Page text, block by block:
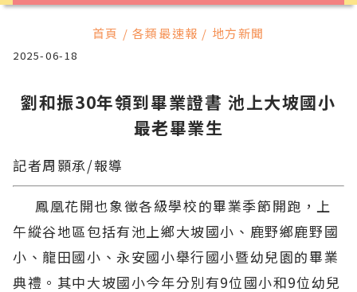
首頁 / 各類最速報 / 地方新聞
2025-06-18
劉和振30年領到畢業證書 池上大坡國小
最老畢業生
記者周顥承/報導
鳳凰花開也象徵各級學校的畢業季節開跑，上
午縱谷地區包括有池上鄉大坡國小、鹿野鄉鹿野國
小、龍田國小、永安國小舉行國小暨幼兒園的畢業
典禮。其中大坡國小今年分別有9位國小和9位幼兒